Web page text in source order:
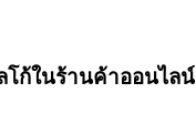
โก้ในร้านค้าออนไลน์